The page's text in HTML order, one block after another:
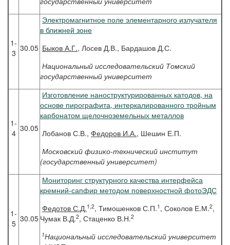
1-
3 30.05
Электромагнитное поле элементарного излучателя
в ближней зоне
Быков А.Г., Лосев Д.В., Бардашов Д.С.
Национальный исследовательский Томский
государственный университет
1-
4 30.05
Изготовление наноструктурированных катодов, на
основе пирографита, интеркалированного тройным
карбонатом щелочноземельных металлов
Лобанов С.В., Федоров И.А., Шешин Е.П.
Московский физико-технический институт
(государственный университет)
1-
5 30.05
Мониторинг структурного качества интерфейса
кремний-сапфир методом поверхностной фотоЭДС
Федотов С.Д.1,2, Тимошенков С.П.1 , Соколов Е.М.2,
Чумак В.Д.2, Стаценко В.Н.2
1Национальный исследовательский университет